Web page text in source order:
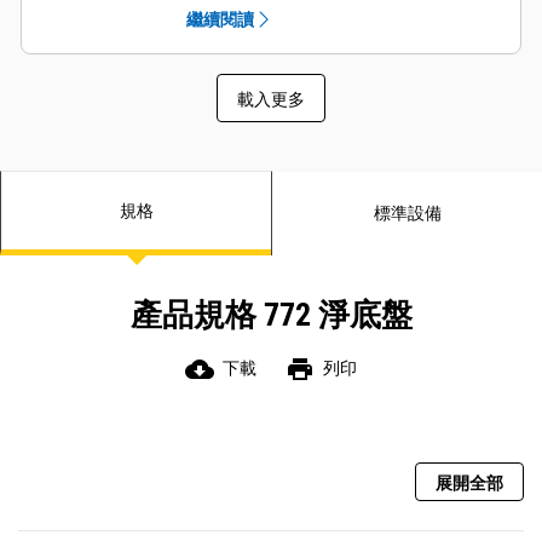
機器與維修卡車應用互相搭配，為您
的業務提供最佳解決方案。
繼續閱讀
載入更多
規格 標準設備
產品規格 772 淨底盤
cloud_download 下載 print 列印
展開全部